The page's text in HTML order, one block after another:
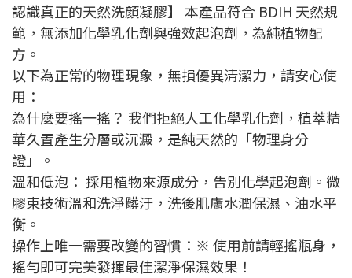
認識真正的天然洗顏凝膠】 本產品符合 BDIH 天然規
範，無添加化學乳化劑與強效起泡劑，為純植物配
方。
以下為正常的物理現象，無損優異清潔力，請安心使
用：
為什麼要搖一搖？ 我們拒絕人工化學乳化劑，植萃精
華久置產生分層或沉澱，是純天然的「物理身分
證」。
溫和低泡： 採用植物來源成分，告別化學起泡劑。微
膠束技術溫和洗淨髒汙，洗後肌膚水潤保濕、油水平
衡。
操作上唯一需要改變的習慣：※ 使用前請輕搖瓶身，
搖勻即可完美發揮最佳潔淨保濕效果！